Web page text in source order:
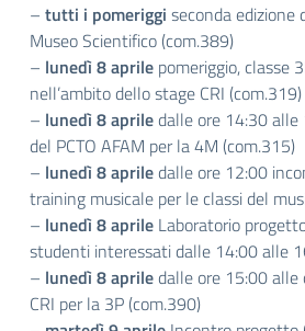
– tutti i pomeriggi seconda edizione
Museo Scientifico (com.389)
– lunedì 8 aprile pomeriggio, classe
nell’ambito dello stage CRI (com.319)
– lunedì 8 apriledalle ore 14:30
del PCTO AFAM per la 4M (com.315)
– lunedì 8 apriledalle ore 12:00
training musicale per le classi del
– lunedì 8 aprile Laboratorio
studenti interessati dalle 14:00 alle
– lunedì 8 apriledalle ore 15:00
CRI per la 3P (com.390)